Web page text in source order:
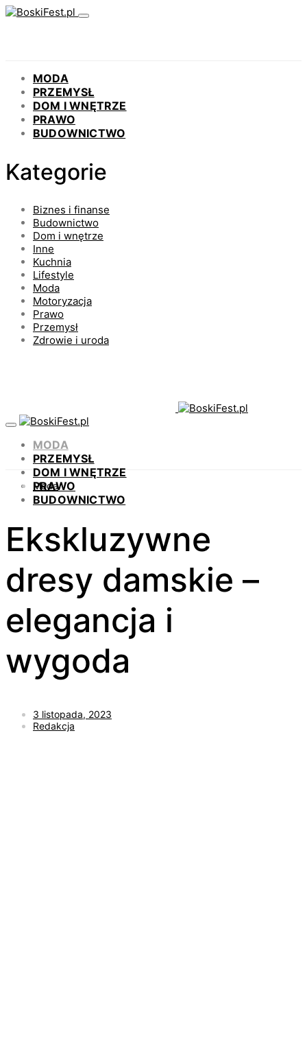
MODA
PRZEMYSŁ
DOM I WNĘTRZE
PRAWO
BUDOWNICTWO
Kategorie
Biznes i finanse
Budownictwo
Dom i wnętrze
Inne
Kuchnia
Lifestyle
Moda
Motoryzacja
Prawo
Przemysł
Zdrowie i uroda
MODA
PRZEMYSŁ
DOM I WNĘTRZE
PRAWO
BUDOWNICTWO
Moda
Ekskluzywne
dresy damskie –
elegancja i
wygoda
3 listopada, 2023
Redakcja